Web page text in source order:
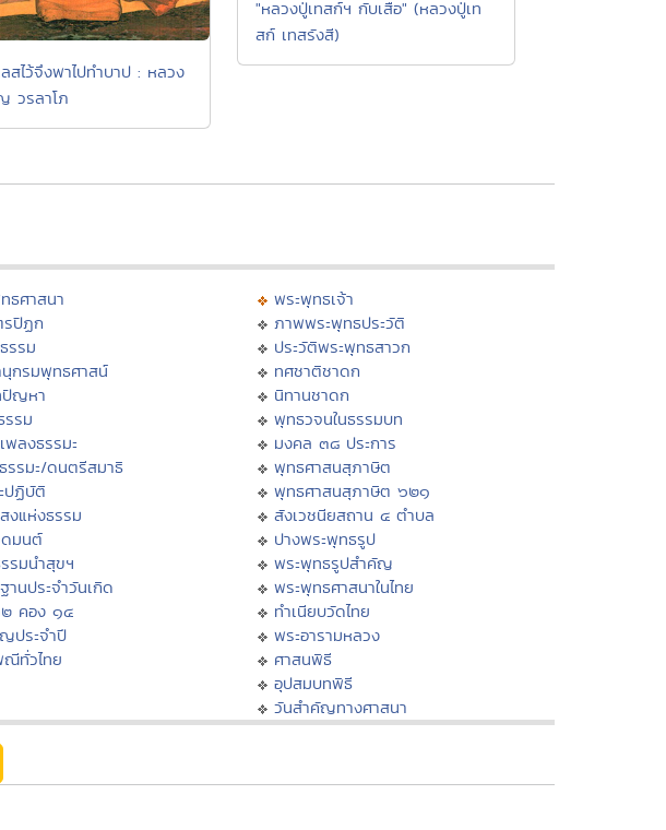
สไว้จึงพาไปทำบาป : หลวง
วรลาโภ
"หลวงปู่เทสก์ฯ กับเสือ" (หลวงปู่เท
สก์ เทสรังสี)
ธศาสนา
รปิฏก
รรม
กรมพุทธศาสน์
ญหา
รรม
พลงธรรมะ
รรมะ/ดนตรีสมาธิ
ปฏิบัติ
งแห่งธรรม
มนต์
รมนำสุขฯ
านประจำวันเกิด
คอง ๑๔
ประจำปี
ณีทั่วไทย
พระพุทธเจ้า
ภาพพระพุทธประวัติ
ประวัติพระพุทธสาวก
ทศชาติชาดก
นิทานชาดก
พุทธวจนในธรรมบท
มงคล ๓๘ ประการ
พุทธศาสนสุภาษิต
พุทธศาสนสุภาษิต ๖๒๑
สังเวชนียสถาน ๔ ตำบล
ปางพระพุทธรูป
พระพุทธรูปสำคัญ
พระพุทธศาสนาในไทย
ทำเนียบวัดไทย
พระอารามหลวง
ศาสนพิธี
อุปสมบทพิธี
วันสำคัญทางศาสนา